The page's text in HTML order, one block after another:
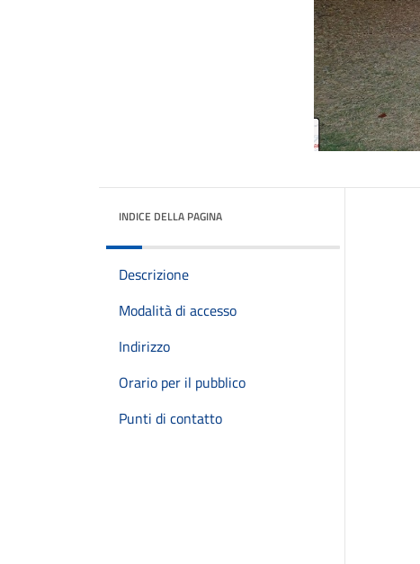
INDICE DELLA PAGINA
Descrizione
Modalità di accesso
Indirizzo
Orario per il pubblico
Punti di contatto